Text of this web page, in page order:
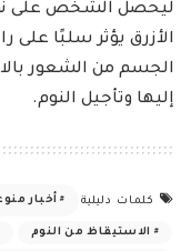
ليحصل الشخص على
الأزرق يؤثر سلبًا
الجسم من الشعور
إليها وتأجيل النوم.
كلمات دليلية أخبار
الاستيقاظ من النوم